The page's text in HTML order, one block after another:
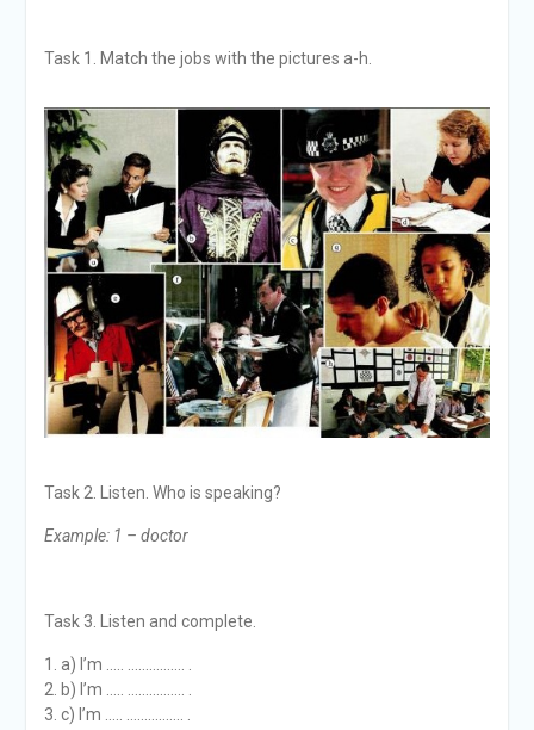
Task 1. Match the jobs with the pictures a-h.
Task 2. Listen. Who is speaking?
Example: 1 – doctor
Task 3. Listen and complete.
a) I’m ….. ……………. .
b) I’m ….. ……………. .
c) I’m ….. ……………. .